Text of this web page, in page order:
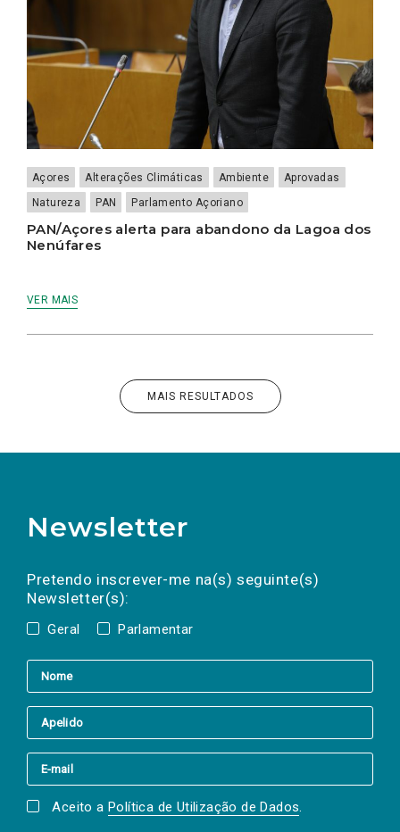
Açores Alterações Climáticas Ambiente
Aprovadas
Natureza
PAN Parlamento Açoriano
PAN/Açores alerta para abandono da Lagoa dos
Nenúfares
VER MAIS
MAIS RESULTADOS
Newsletter
Pretendo inscrever-me na(s) seguinte(s)
Newsletter(s):
Geral Parlamentar
a(s) newsletter(s).
mail
Aceito a Política de Utilização de Dados.